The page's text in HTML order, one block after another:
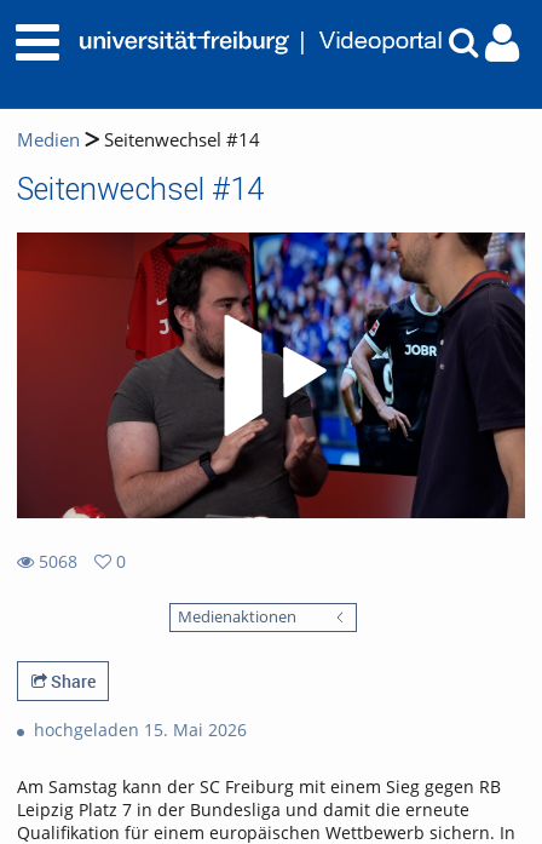
Medien Seitenwechsel #14
Seitenwechsel #14
5068
0
Medienaktionen
Share
hochgeladen 15. Mai 2026
Am Samstag kann der SC Freiburg mit einem Sieg gegen RB
Leipzig Platz 7 in der Bundesliga und damit die erneute
Qualifikation für einem europäischen Wettbewerb sichern. In